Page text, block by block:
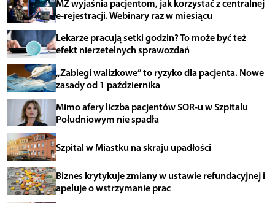
MZ wyjaśnia pacjentom, jak korzystać z centralnej
e-rejestracji. Webinary raz w miesiącu
Lekarze pracują setki godzin? To może być też
efekt nierzetelnych sprawozdań
„Zabiegi walizkowe” to ryzyko dla pacjenta. Nowe
zasady od 1 października
Mimo afery liczba pacjentów SOR-u w Szpitalu
Południowym nie spadła
Szpital w Miastku na skraju upadłości
Biznes krytykuje zmiany w ustawie refundacyjnej i
apeluje o wstrzymanie prac